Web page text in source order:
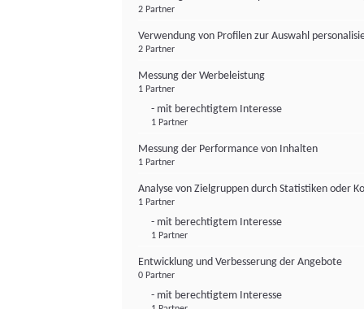
2 Partner
Verwendung von Profilen zur Auswahl
2 Partner
Messung der Werbeleistung
1 Partner
- mit berechtigtem Interesse
1 Partner
Messung der Performance von Inhalten
1 Partner
Analyse von Zielgruppen durch Statistiken oder
1 Partner
- mit berechtigtem Interesse
1 Partner
Entwicklung und Verbesserung der Angebote
0 Partner
- mit berechtigtem Interesse